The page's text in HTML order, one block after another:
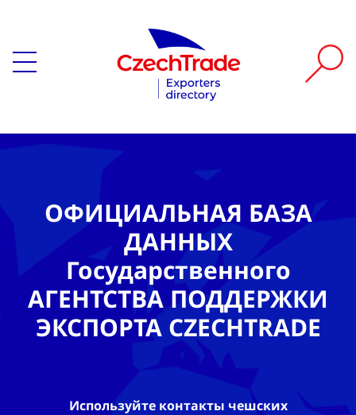
ОФИЦИАЛЬНАЯ БАЗА
ДАННЫХ
Государственного
АГЕНТСТВА ПОДДЕРЖКИ
ЭКСПОРТА CZECHTRADE
Используйте контакты чешских